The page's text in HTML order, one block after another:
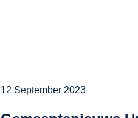
12 September 2023